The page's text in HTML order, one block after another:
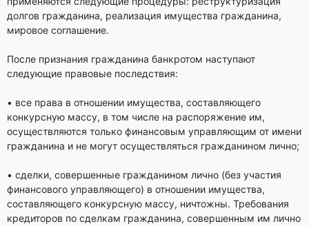
долгов гражданина, реализация имущества гражданина,
мировое соглашение.
После признания гражданина банкротом наступают
следующие правовые последствия:
• все права в отношении имущества, составляющего
конкурсную массу, в том числе на распоряжение им,
осуществляются только финансовым управляющим от имени
гражданина и не могут осуществляться гражданином лично;
• сделки, совершенные гражданином лично (без участия
финансового управляющего) в отношении имущества,
составляющего конкурсную массу, ничтожны. Требования
кредиторов по сделкам гражданина, совершенным им лично